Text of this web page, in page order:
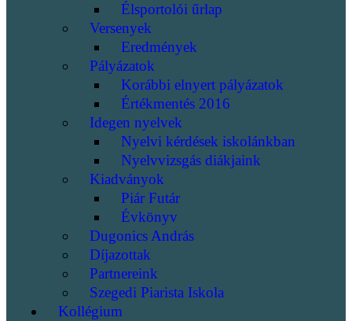
Élsportolói űrlap
Versenyek
Eredmények
Pályázatok
Korábbi elnyert pályázatok
Értékmentés 2016
Idegen nyelvek
Nyelvi kérdések iskolánkban
Nyelvvizsgás diákjaink
Kiadványok
Piár Futár
Évkönyv
Dugonics András
Díjazottak
Partnereink
Szegedi Piarista Iskola
Kollégium